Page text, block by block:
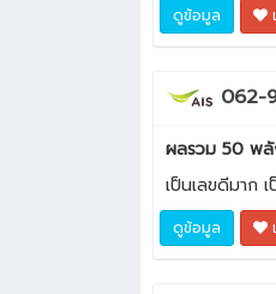
ดูข้อมูล
062-
ผลรวม 50 พลั
เป็นเลขดีมาก
ดูข้อมูล